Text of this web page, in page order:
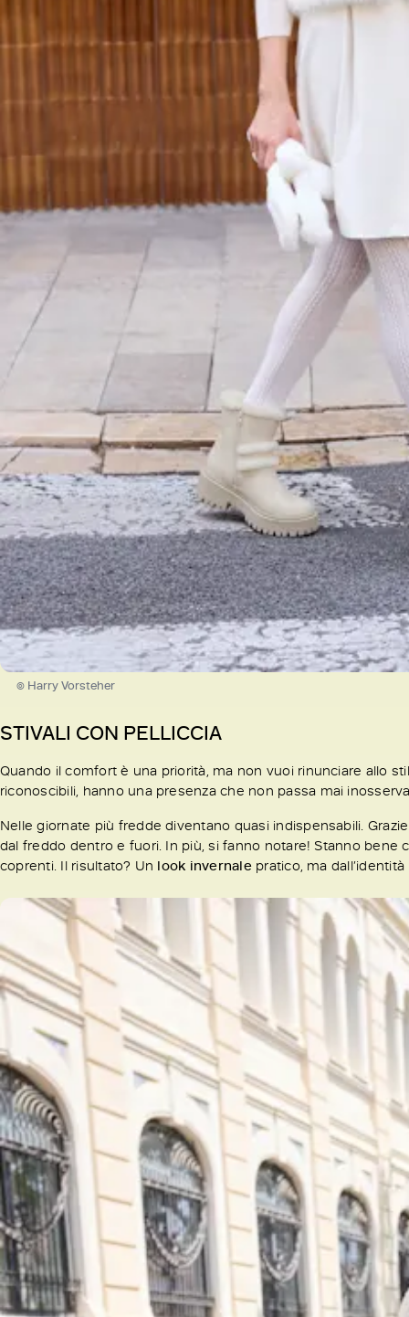
© Harry Vorsteher
STIVALI CON PELLICCIA
Quando il comfort è una priorità, ma non vuoi rinunciare allo
riconoscibili, hanno una presenza che non passa mai
Nelle giornate più fredde diventano quasi indispensabili.
dal freddo dentro e fuori. In più, si fanno notare! Stanno
coprenti. Il risultato? Un look invernalepratico, ma